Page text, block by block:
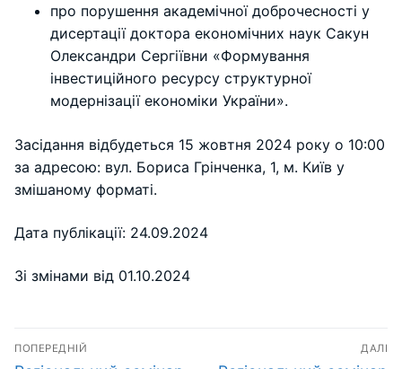
про порушення академічної доброчесності у
дисертації доктора економічних наук Сакун
Олександри Сергіївни «Формування
інвестиційного ресурсу структурної
модернізації економіки України».
Засідання відбудеться 15 жовтня 2024 року о 10:00
за адресою: вул. Бориса Грінченка, 1, м. Київ у
змішаному форматі.
Дата публікації: 24.09.2024
Зі змінами від 01.10.2024
Навігація
ПОПЕРЕДНІЙ ДАЛІ